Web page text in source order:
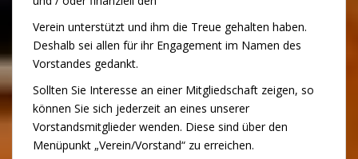
Verein unterstützt und ihm die Treue gehalten haben.
Deshalb sei allen für ihr Engagement im Namen des
Vorstandes gedankt.
Sollten Sie Interesse an einer Mitgliedschaft zeigen, so
können Sie sich jederzeit an eines unserer
Vorstandsmitglieder wenden. Diese sind über den
Menüpunkt „Verein/Vorstand“ zu erreichen.